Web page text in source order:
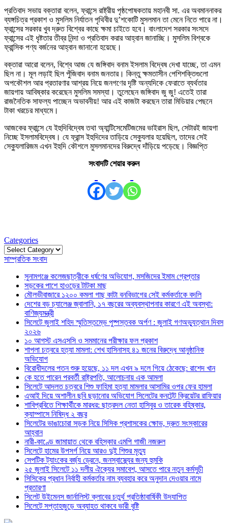
প্রতিবাদ সভায় বক্তারা বলেন, ফ্রান্সে রাষ্ট্রীয় পৃষ্ঠপোষকতায় মহানবী সা. এর অবমাননাকর
ব্যঙ্গচিত্র প্রকাশ ও মুসলিম নির্যাতন পৃথিবীর দু’শকোটি মুসলমান তা মেনে নিতে পারে না।
ফ্রান্সের সরকার খুব দ্রুত বিশ্বের কাছে ক্ষমা চাইতে হবে। বাংলাদেশ সরকার সংসদে
ফ্রান্সের এই ধৃষ্টতার তীব্র নিন্দা ও প্রতিবাদ করার আহ্বান জানাচ্ছি। মুসলিম বিশ্বকে
ফ্রান্সিক পণ্য বর্জনের আহ্বান জানানো হয়েছে।
বক্তারা আরো বলেন, বিশ্বে আজ যে জঙ্গিবাদ বনাম ইসলাম বিদ্বেষ দেখা যাচ্ছে, তা এমন
ছিল না। মূল লড়াই ছিল পুঁজিবাদ বনাম জনতার। কিন্তু ক্ষমতাসীন পেশিশক্তিগুলো
অপকৌশল আর প্রতারণার আশ্রয় নিয়ে জনগণের দৃষ্টি অন্যদিকে ফেরাতে ব্যর্থতার
জায়গায় আবিষ্কার করেছেন মুসলিম সমস্যা। তুলেছেন জঙ্গিবাদ জু জু! এতেই তারা
রাজনৈতিক সাফল্য পাচ্ছেন অভাবনীয়! আর এই কাজটা করছেন তারা মিডিয়ার পেছনে
টাকা খরচের মাধ্যমে।
আজকের ফ্রান্সে যে ইহুদিবিদ্বেষ তথা অ্যান্টিসেমেটিজমের ভাইরাস ছিল, সেটারই জায়গা
নিচ্ছে ইসলামবিদ্বেষ। যে ফ্রান্স ইহুদিদের তাড়িয়ে সেক্যুলার হয়েছিল, তাদের সেই
সেক্যুলারিজম এখন ইহুদি কৌশলে মুসলমানদের বিরুদ্ধে দাঁড়িয়ে পড়েছে। বিজ্ঞপ্তি
সংবাদটি শেয়ার করুন
Categories
Categories
সাম্প্রতিক সংবাদ
সুনামগঞ্জে কলেজছাত্রীকে ধর্ষণের অভিযোগ, মসজিদের ইমাম গ্রেপ্তার
সড়কের পাশে হাওড়ের টাটকা মাছ
মৌলভীবাজারে ১২০০ কমলা গাছ কাটা বনবিভাগের সেই কর্মকর্তাকে বদলি
দেশের বড় চ্যালেঞ্জ জ্বালানি, ১৭ বছরের অব্যবস্থাপনার কারণে এই অবস্থা:
বাণিজ্যমন্ত্রী
সিলেটে জুলাই শহিদ স্মৃতিস্তম্ভে পুষ্পস্তবক অর্পণ : জুলাই গণঅভ্যুত্থান দিবস
২০২৬
১০ আগস্ট এসএসসি ও সমমানের পরীক্ষার ফল প্রকাশ
শাপলা চত্বরে হত্যা মামলা: শেখ হাসিনাসহ ৪১ জনের বিরুদ্ধে আনুষ্ঠানিক
অভিযোগ
বিরোধীদলের পতন শুরু হয়েছে, ১১ দল এখন ৯ দলে গিয়ে ঠেকেছে: রাশেদ খান
কে হতে পারেন পরবর্তী রাষ্ট্রপতি, আলোচনায় এক আমলা
সিলেটে আদলত চত্বরে শিশু ফাহিমা হত্যা মামলার আসামির ওপর ফের হামলা
এআই দিয়ে অশালীন ছবি ছড়ানোর অভিযোগ সিলেটের কনটেন্ট ক্রিয়েটর রাফিয়ার
শাবিপ্রবিতে শিক্ষার্থীকে মারধর: ছাত্রদল নেতা হাসিবুর ও তারেক বহিষ্কার,
ক্যাম্পাসে নিষিদ্ধ ২ বছর
সিলেটের ভাঙাচোরা সড়ক নিয়ে সিসিক প্রশাসকের ক্ষোভ, দ্রুত সংস্কারের
আহ্বান
নারী-কাণ্ডে জামায়াত থেকে বহিস্কার এমপি গাজী নজরুল
সিলেটে হামের উপসর্গ নিয়ে আরও দুই শিশুর মৃত্যু
সেপটিক ট্যাংকের বর্জ্য ড্রেনে, জনস্বাস্থ্যের জন্য হুমকি
২৫ জুলাই সিলেটে ১১ দলীয় ঐক্যের সমাবেশ, আসতে পারে নতুন কর্মসুচী
সিসিকের প্রধান নির্বাহী কর্মকর্তার নাম ব্যবহার করে অনুদান দেওয়ার নামে
প্রতারণা
সিলেট উইমেনস জার্নালিস্ট ক্লাবের চতুর্থ প্রতিষ্ঠাবার্ষিকী উদযাপিত
সিলেটে সপ্তাহজুড়ে অব্যাহত থাকবে ভারী বৃষ্টি